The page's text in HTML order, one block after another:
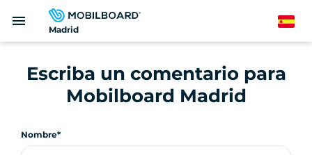
Madrid
menu Spanish
Escriba un comentario para
Mobilboard Madrid
Nombre